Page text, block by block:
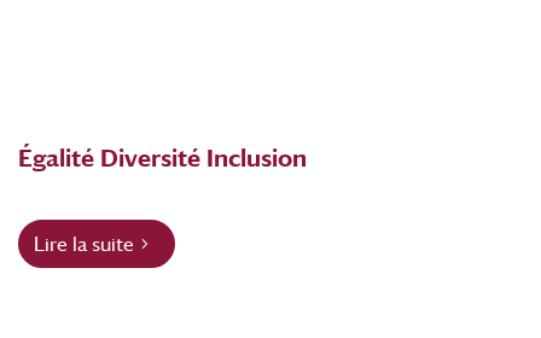
Égalité Diversité Inclusion
Lire la suite